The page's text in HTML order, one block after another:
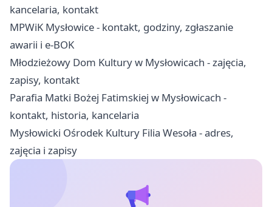
kancelaria, kontakt
MPWiK Mysłowice - kontakt, godziny, zgłaszanie
awarii i e-BOK
Młodzieżowy Dom Kultury w Mysłowicach - zajęcia,
zapisy, kontakt
Parafia Matki Bożej Fatimskiej w Mysłowicach -
kontakt, historia, kancelaria
Mysłowicki Ośrodek Kultury Filia Wesoła - adres,
zajęcia i zapisy